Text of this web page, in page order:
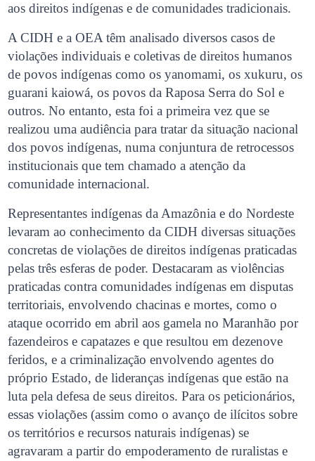
aos direitos indígenas e de comunidades tradicionais.
A CIDH e a OEA têm analisado diversos casos de
violações individuais e coletivas de direitos humanos
de povos indígenas como os yanomami, os xukuru, os
guarani kaiowá, os povos da Raposa Serra do Sol e
outros. No entanto, esta foi a primeira vez que se
realizou uma audiência para tratar da situação nacional
dos povos indígenas, numa conjuntura de retrocessos
institucionais que tem chamado a atenção da
comunidade internacional.
Representantes indígenas da Amazônia e do Nordeste
levaram ao conhecimento da CIDH diversas situações
concretas de violações de direitos indígenas praticadas
pelas três esferas de poder. Destacaram as violências
praticadas contra comunidades indígenas em disputas
territoriais, envolvendo chacinas e mortes, como o
ataque ocorrido em abril aos gamela no Maranhão por
fazendeiros e capatazes e que resultou em dezenove
feridos, e a criminalização envolvendo agentes do
próprio Estado, de lideranças indígenas que estão na
luta pela defesa de seus direitos. Para os peticionários,
essas violações (assim como o avanço de ilícitos sobre
os territórios e recursos naturais indígenas) se
agravaram a partir do empoderamento de ruralistas e